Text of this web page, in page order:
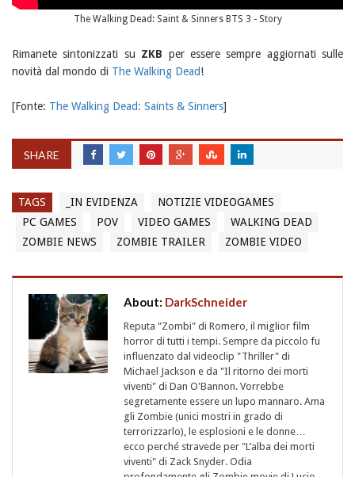
The Walking Dead: Saint & Sinners BTS 3 - Story
Rimanete sintonizzati su ZKB per essere sempre aggiornati sulle
novità dal mondo di The Walking Dead!
[Fonte: The Walking Dead: Saints & Sinners]
SHARE
TAGS _IN EVIDENZA
NOTIZIE VIDEOGAMES
PC GAMES
POV VIDEO GAMES
WALKING DEAD
ZOMBIE NEWS
ZOMBIE TRAILER ZOMBIE VIDEO
About: DarkSchneider
Reputa "Zombi" di Romero, il miglior film
horror di tutti i tempi. Sempre da piccolo fu
influenzato dal videoclip "Thriller" di
Michael Jackson e da "Il ritorno dei morti
viventi" di Dan O'Bannon. Vorrebbe
segretamente essere un lupo mannaro. Ama
gli Zombie (unici mostri in grado di
terrorizzarlo), le esplosioni e le donne…
ecco perché stravede per "L’alba dei morti
viventi" di Zack Snyder. Odia